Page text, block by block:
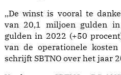
,,De winst is vooral te
van 20,1 miljoen gulden
gulden in 2022 (+50
van de operationele
schrijft SBTNO over het jaar